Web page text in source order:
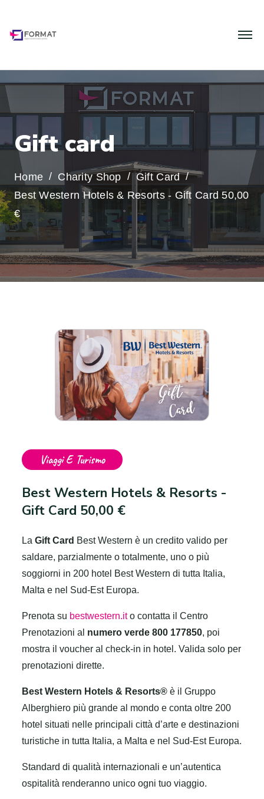
Gift card
Home Charity Shop
Gift Card
Best Western Hotels & Resorts - Gift Card 50,00
€
Viaggi E Turismo
Best Western Hotels & Resorts -
Gift Card 50,00 €
LaGift Card Best Western è un credito valido per
saldare, parzialmente o totalmente, uno o più
soggiorni in 200 hotel Best Western di tutta Italia,
Malta e nel Sud-Est Europa.
Prenota su bestwestern.ito contatta il Centro
Prenotazioni al numero verde 800 177850, poi
mostra il voucher al check-in in hotel. Valida solo per
prenotazioni dirette.
Best Western Hotels & Resorts® è il Gruppo
Alberghiero più grande al mondo e conta oltre 200
hotel situati nelle principali città d’arte e destinazioni
turistiche in tutta Italia, a Malta e nel Sud-Est Europa.
Standard di qualità internazionali e un’autentica
ospitalità renderanno unico ogni tuo viaggio.